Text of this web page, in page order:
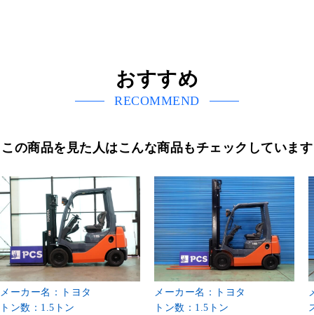
おすすめ
RECOMMEND
この商品を見た人はこんな商品もチェックしています
メーカー名：トヨタ
トン数：1.5トン
メーカー名：トヨタ
トン数：1.5トン